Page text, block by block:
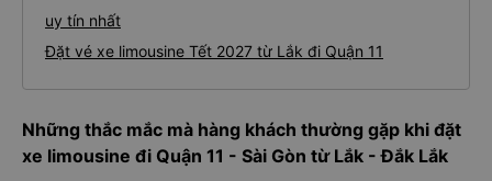
uy tín nhất
Đặt vé xe limousine Tết 2027 từ Lắk đi Quận 11
Những thắc mắc mà hàng khách thường gặp khi đặt
xe limousine đi Quận 11 - Sài Gòn từ Lắk - Đắk Lắk